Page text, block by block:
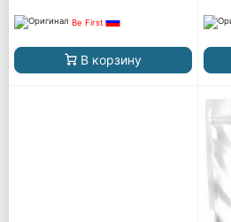
Be First
В корзину